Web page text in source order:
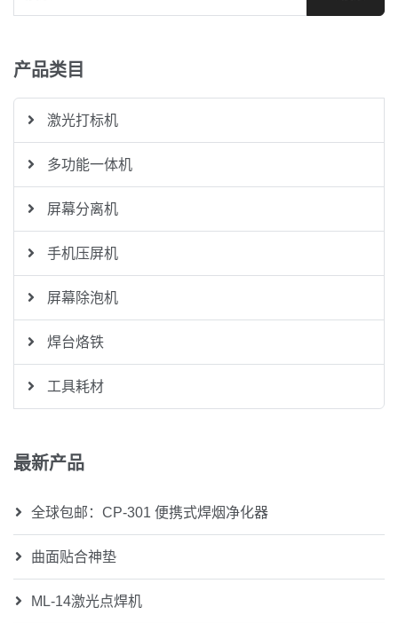
产品类目
激光打标机
多功能一体机
屏幕分离机
手机压屏机
屏幕除泡机
焊台烙铁
工具耗材
最新产品
全球包邮：CP-301 便携式焊烟净化器
曲面贴合神垫
ML-14激光点焊机